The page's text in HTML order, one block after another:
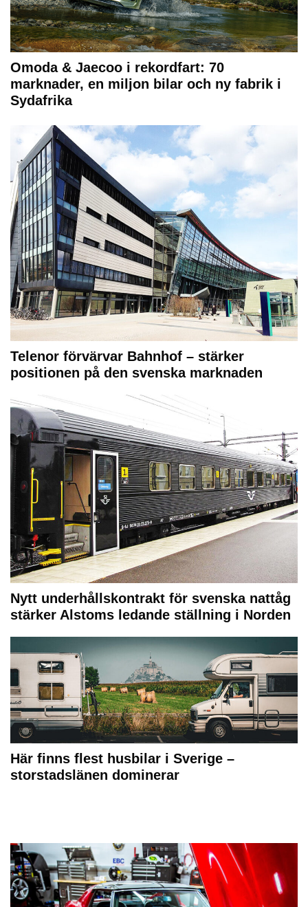
Omoda & Jaecoo i rekordfart: 70
marknader, en miljon bilar och ny fabrik i
Sydafrika
Telenor förvärvar Bahnhof – stärker
positionen på den svenska marknaden
Nytt underhållskontrakt för svenska nattåg
stärker Alstoms ledande ställning i Norden
Här finns flest husbilar i Sverige –
storstadslänen dominerar